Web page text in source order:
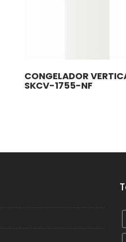
CONGELADOR
SKCV-1755-NF